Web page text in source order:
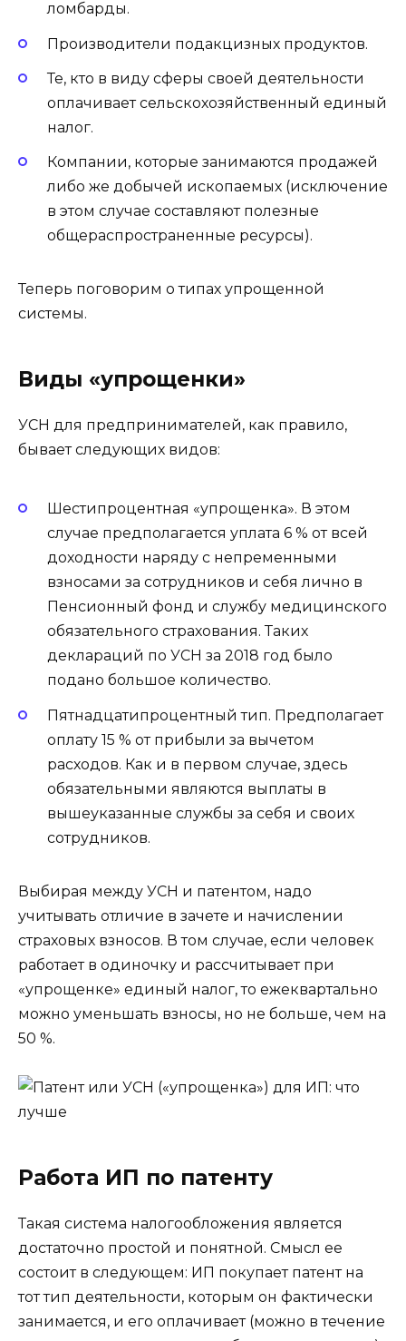
ломбарды.
Производители подакцизных продуктов.
Те, кто в виду сферы своей деятельности
оплачивает сельскохозяйственный единый
налог.
Компании, которые занимаются продажей
либо же добычей ископаемых (исключение
в этом случае составляют полезные
общераспространенные ресурсы).
Теперь поговорим о типах упрощенной
системы.
Виды «упрощенки»
УСН для предпринимателей, как правило,
бывает следующих видов:
Шестипроцентная «упрощенка». В этом
случае предполагается уплата 6 % от всей
доходности наряду с непременными
взносами за сотрудников и себя лично в
Пенсионный фонд и службу медицинского
обязательного страхования. Таких
деклараций по УСН за 2018 год было
подано большое количество.
Пятнадцатипроцентный тип. Предполагает
оплату 15 % от прибыли за вычетом
расходов. Как и в первом случае, здесь
обязательными являются выплаты в
вышеуказанные службы за себя и своих
сотрудников.
Выбирая между УСН и патентом, надо
учитывать отличие в зачете и начислении
страховых взносов. В том случае, если человек
работает в одиночку и рассчитывает при
«упрощенке» единый налог, то ежеквартально
можно уменьшать взносы, но не больше, чем на
50 %.
Работа ИП по патенту
Такая система налогообложения является
достаточно простой и понятной. Смысл ее
состоит в следующем: ИП покупает патент на
тот тип деятельности, которым он фактически
занимается, и его оплачивает (можно в течение